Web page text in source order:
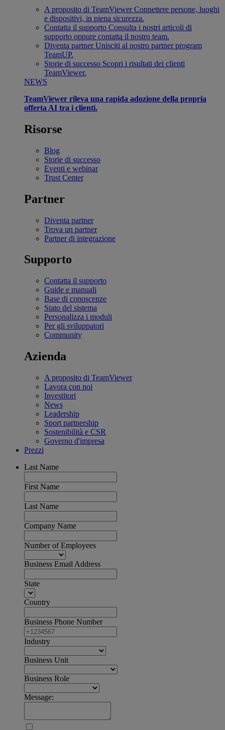
A proposito di TeamViewer Connettere persone, luoghi
e dispositivi, in piena sicurezza.
Contatta il supporto Consulta i nostri articoli di
supporto oppure contatta il nostro team.
Diventa partner Unisciti al nostro partner program
TeamUP.
Storie di successo Scopri i risultati dei clienti
TeamViewer.
NEWS
TeamViewer rileva una rapida adozione della propria
offerta AI tra i clienti.
Risorse
Blog
Storie di successo
Eventi e webinar
Trust Center
Partner
Diventa partner
Trova un partner
Partner di integrazione
Supporto
Contatta il supporto
Guide e manuali
Base di conoscenze
Stato del sistema
Personalizza i moduli
Per gli sviluppatori
Community
Azienda
A proposito di TeamViewer
Lavora con noi
Investitori
News
Leadership
Sport partnership
Sostenibilità e CSR
Governo d'impresa
Prezzi
Last Name
First Name
Last Name
Company Name
Number of Employees
Business Email Address
State
Country
Business Phone Number
Industry
Business Unit
Business Role
Message: